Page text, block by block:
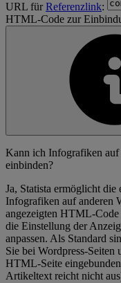
URL fürReferenzlink:
HTML-Code zur
Kann ich Infografiken auf
einbinden?
Ja, Statista ermöglicht
Infografiken auf anderen
angezeigten HTML-Code
die Einstellung der
anpassen. Als Standard
Sie bei Wordpress-Seiten
HTML-Seite
Artikeltext reicht nicht